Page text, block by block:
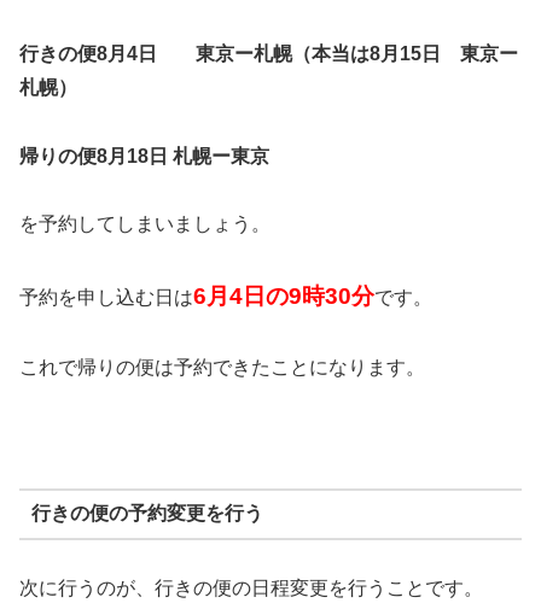
行きの便8月 4 日 東京ー札幌（本当は8月 15 日 東京ー
札幌）
帰りの便8月 18 日 札幌ー東京
を予約してしまいましょう。
予約を申し込む日は6月 4 日の9時30分です。
これで帰りの便は予約できたことになります。
行きの便の予約変更を行う
次に行うのが、行きの便の日程変更を行うことです。